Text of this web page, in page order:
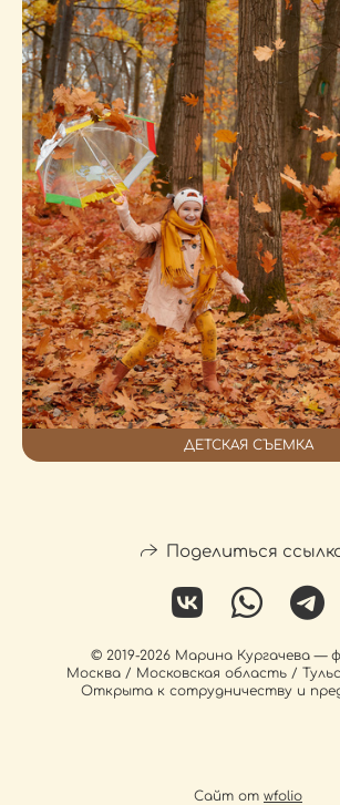
ДЕТСКАЯ СЪЕМКА
Поделиться
© 2019-2026 Марина Кургачева —
Москва / Московская область /
Открыта к сотрудничеству и
Сайт от wfolio